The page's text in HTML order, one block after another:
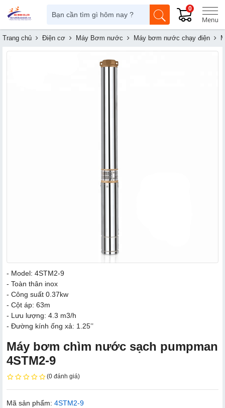
0
Trang chủ Điện cơ Máy Bơm nước Máy bơm nước chạy điện
- Model: 4STM2-9
- Toàn thân inox
- Công suất 0.37kw
- Cột áp: 63m
- Lưu lượng: 4.3 m3/h
- Đường kính ống xả: 1.25’’
Máy bơm chìm nước sạch pumpman
4​STM2-9
(0 đánh giá)
Mã sản phẩm: 4​STM2-9